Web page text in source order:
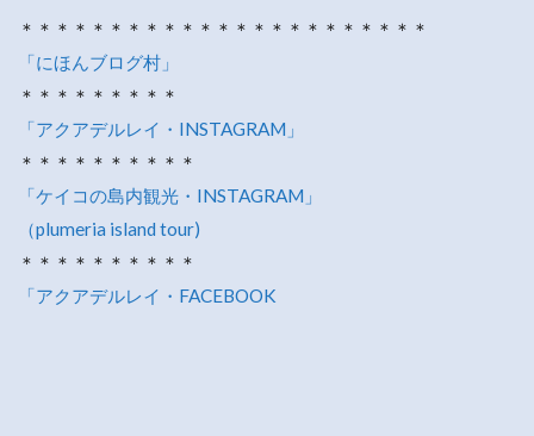
＊＊＊＊＊＊＊＊＊＊＊＊＊＊＊＊＊＊＊＊＊＊＊
「にほんブログ村」
＊＊＊＊＊＊＊＊＊
「アクアデルレイ・INSTAGRAM」
＊＊＊＊＊＊＊＊＊＊
「ケイコの島内観光・INSTAGRAM」
（plumeria island tour)
＊＊＊＊＊＊＊＊＊＊
「アクアデルレイ・FACEBOOK